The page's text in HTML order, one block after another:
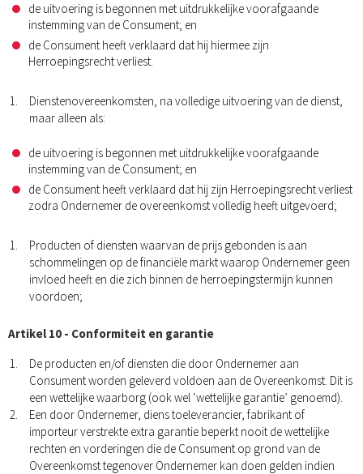
de uitvoering is begonnen met uitdrukkelijke voorafgaande
instemming van de Consument; en
de Consument heeft verklaard dat hij hiermee zijn
Herroepingsrecht verliest.
Dienstenovereenkomsten, na volledige uitvoering van de dienst,
maar alleen als:
de uitvoering is begonnen met uitdrukkelijke voorafgaande
instemming van de Consument; en
de Consument heeft verklaard dat hij zijn Herroepingsrecht verliest
zodra Ondernemer de overeenkomst volledig heeft uitgevoerd;
Producten of diensten waarvan de prijs gebonden is aan
schommelingen op de financiële markt waarop Ondernemer geen
invloed heeft en die zich binnen de herroepingstermijn kunnen
voordoen;
Artikel 10 - Conformiteit en garantie
De producten en/of diensten die door Ondernemer aan
Consument worden geleverd voldoen aan de Overeenkomst. Dit is
een wettelijke waarborg (ook wel ‘wettelijke garantie’ genoemd).
Een door Ondernemer, diens toeleverancier, fabrikant of
importeur verstrekte extra garantie beperkt nooit de wettelijke
rechten en vorderingen die de Consument op grond van de
Overeenkomst tegenover Ondernemer kan doen gelden indien